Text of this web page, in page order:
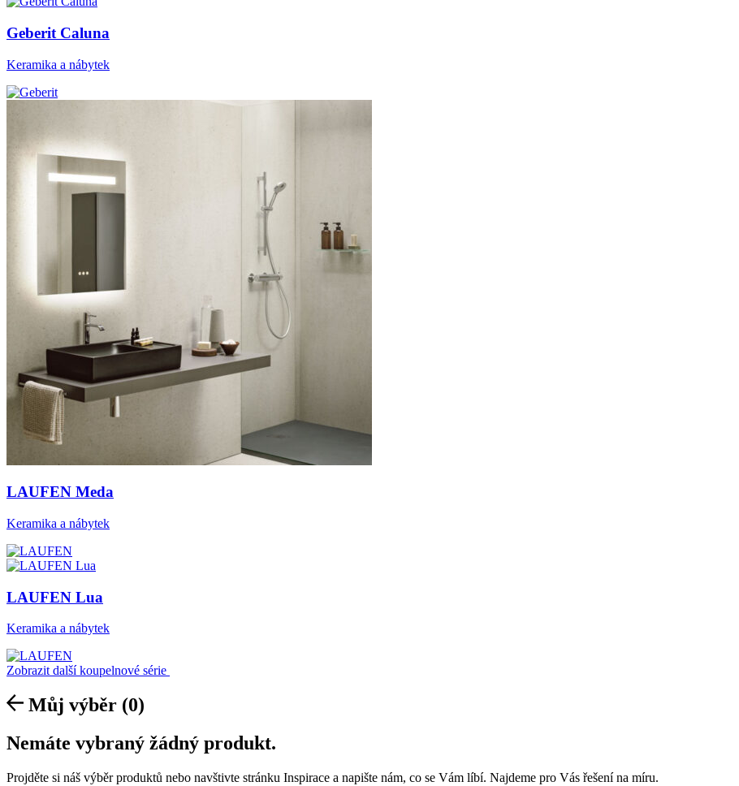
Geberit Caluna
Keramika a nábytek
LAUFEN Meda
Keramika a nábytek
LAUFEN Lua
Keramika a nábytek
Zobrazit další koupelnové série
Můj výběr (0)
Nemáte vybraný žádný produkt.
Projděte si náš výběr produktů nebo navštivte stránku Inspirace a napište nám, co se Vám líbí. Najdeme pro Vás řešení na míru.